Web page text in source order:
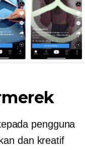
pengguna
dan kreatif